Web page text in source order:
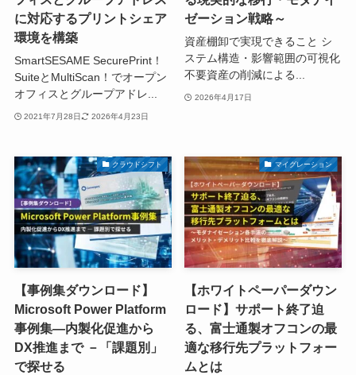
に対応するプリントシェア
環境を構築
SmartSESAME SecurePrint！
SuiteとMultiScan！でオープン
オフィスとグループアドレ...
2021年7月28日 2026年4月23日
ゼーション戦略～
資産棚卸で実現できること シ
ステム構造・影響範囲の可視化
不要資産の削減による...
2026年4月17日
クラウドシフト
【事例集ダウンロード】
Microsoft Power Platform
事例集―内製化促進から
DX推進まで －「課題別」
で探せる
マイグレーション
【ホワイトペーパーダウン
ロード】サポート終了迫
る、富士通製オフコンの最
適な移行先プラットフォー
ムとは